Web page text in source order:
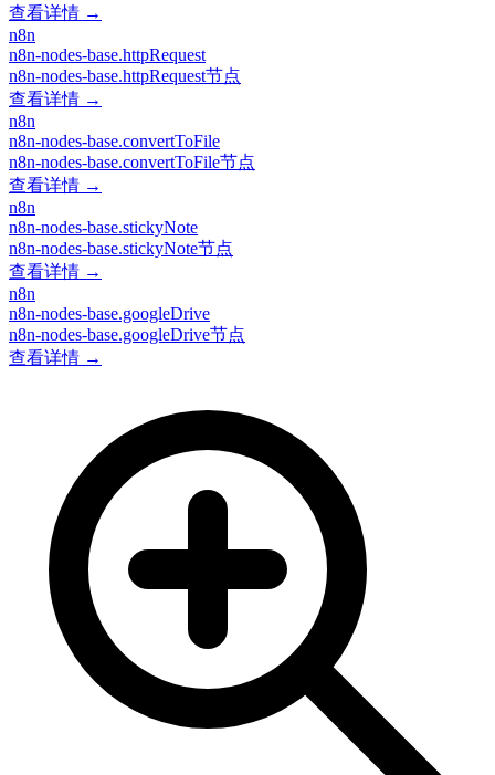
查看详情 →
n8n
n8n-nodes-base.httpRequest
n8n-nodes-base.httpRequest节点
查看详情 →
n8n
n8n-nodes-base.convertToFile
n8n-nodes-base.convertToFile节点
查看详情 →
n8n
n8n-nodes-base.stickyNote
n8n-nodes-base.stickyNote节点
查看详情 →
n8n
n8n-nodes-base.googleDrive
n8n-nodes-base.googleDrive节点
查看详情 →